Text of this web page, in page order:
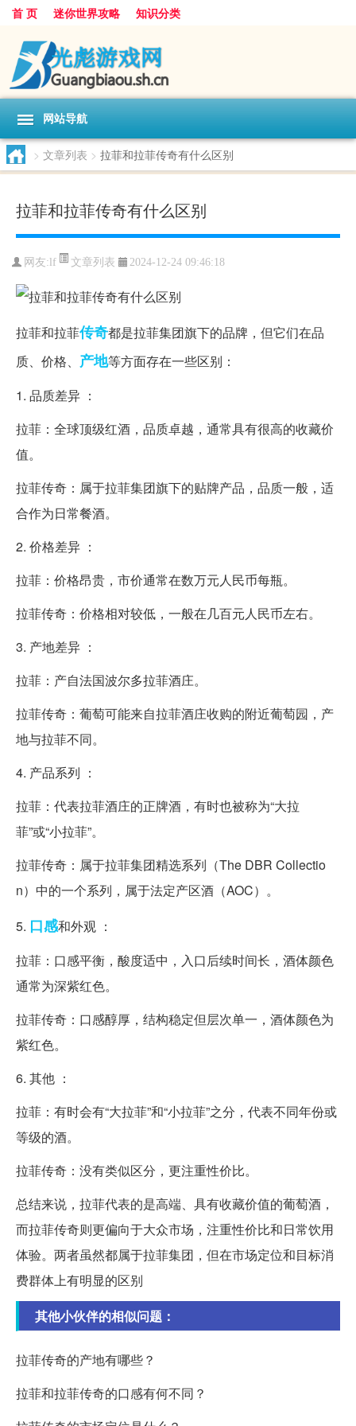
首 页 迷你世界攻略 知识分类
网站导航
> 文章列表 > 拉菲和拉菲传奇有什么区别
拉菲和拉菲传奇有什么区别
网友: lf 文章列表 2024-12-24 09:46:18
拉菲和拉菲传奇都是拉菲集团旗下的品牌，但它们在品
质、价格、 产地等方面存在一些区别：
1. 品质差异 ：
拉菲：全球顶级红酒，品质卓越，通常具有很高的收藏价
值。
拉菲传奇：属于拉菲集团旗下的贴牌产品，品质一般，适
合作为日常餐酒。
2. 价格差异 ：
拉菲：价格昂贵，市价通常在数万元人民币每瓶。
拉菲传奇：价格相对较低，一般在几百元人民币左右。
3. 产地差异 ：
拉菲：产自法国波尔多拉菲酒庄。
拉菲传奇：葡萄可能来自拉菲酒庄收购的附近葡萄园，产
地与拉菲不同。
4. 产品系列 ：
拉菲：代表拉菲酒庄的正牌酒，有时也被称为“大拉
菲”或“小拉菲”。
拉菲传奇：属于拉菲集团精选系列（The DBR Collectio
n）中的一个系列，属于法定产区酒（AOC）。
5. 口感和外观 ：
拉菲：口感平衡，酸度适中，入口后续时间长，酒体颜色
通常为深紫红色。
拉菲传奇：口感醇厚，结构稳定但层次单一，酒体颜色为
紫红色。
6. 其他 ：
拉菲：有时会有“大拉菲”和“小拉菲”之分，代表不同年份或
等级的酒。
拉菲传奇：没有类似区分，更注重性价比。
总结来说，拉菲代表的是高端、具有收藏价值的葡萄酒，
而拉菲传奇则更偏向于大众市场，注重性价比和日常饮用
体验。两者虽然都属于拉菲集团，但在市场定位和目标消
费群体上有明显的区别
其他小伙伴的相似问题：
拉菲传奇的产地有哪些？
拉菲和拉菲传奇的口感有何不同？